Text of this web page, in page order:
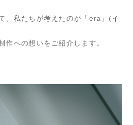
、私たちが考えたのが「era」(イ
作への想いをご紹介します。